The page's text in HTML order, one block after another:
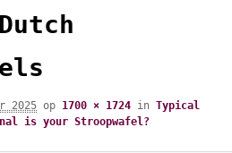
2025 op 1700 × 1724 inTypical
is your Stroopwafel?